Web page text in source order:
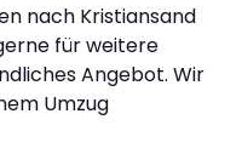
nach Kristiansand
für weitere
Angebot. Wir
Umzug